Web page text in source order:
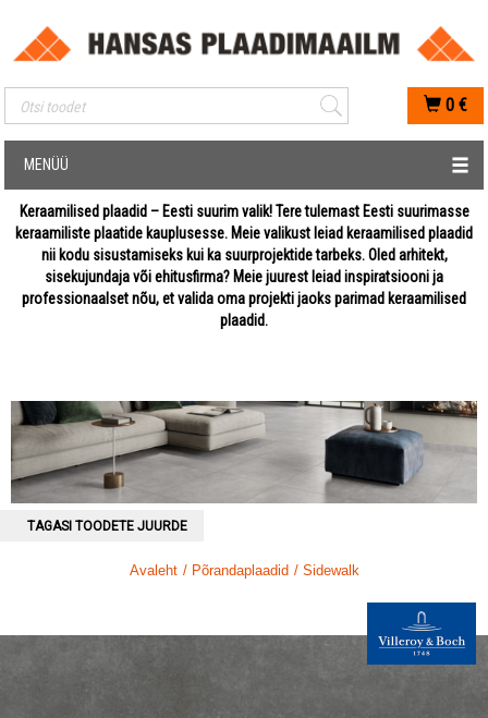
Mobiilis otsimise sisestus
0 €
MENÜÜ
Keraamilised plaadid – Eesti suurim valik! Tere tulemast Eesti suurimasse
keraamiliste plaatide kauplusesse. Meie valikust leiad keraamilised plaadid
nii kodu sisustamiseks kui ka suurprojektide tarbeks. Oled arhitekt,
sisekujundaja või ehitusfirma? Meie juurest leiad inspiratsiooni ja
professionaalset nõu, et valida oma projekti jaoks parimad keraamilised
plaadid.
TAGASI TOODETE JUURDE
Avaleht / Põrandaplaadid / Sidewalk